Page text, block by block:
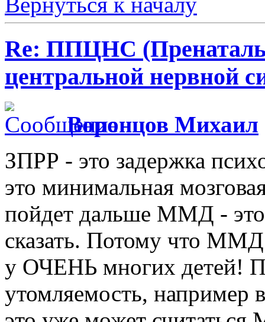
Re: ППЦНС
центральной нервной
Воронцов Михаил
ЗПРР - это задержка
это минимальная
пойдет дальше ММД -
сказать. Потому что
у ОЧЕНЬ многих детей!
утомляемость, например